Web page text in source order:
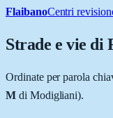
FlaibanoCentri
Strade e vie di
Ordinate per parola
Mdi Modigliani).